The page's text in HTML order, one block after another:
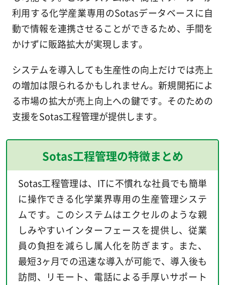
利用する化学産業専用のSotasデータベースに自
動で情報を連携させることができるため、手間を
かけずに販路拡大が実現します。
システムを導入しても生産性の向上だけでは売上
の増加は限られるかもしれません。新規開拓によ
る市場の拡大が売上向上への鍵です。そのための
支援をSotas工程管理が提供します。
Sotas工程管理の特徴まとめ
Sotas工程管理は、ITに不慣れな社員でも簡単
に操作できる化学業界専用の生産管理システ
ムです。このシステムはエクセルのような親
しみやすいインターフェースを提供し、従業
員の負担を減らし属人化を防ぎます。また、
最短3ヶ月での迅速な導入が可能で、導入後も
訪問、リモート、電話による手厚いサポート